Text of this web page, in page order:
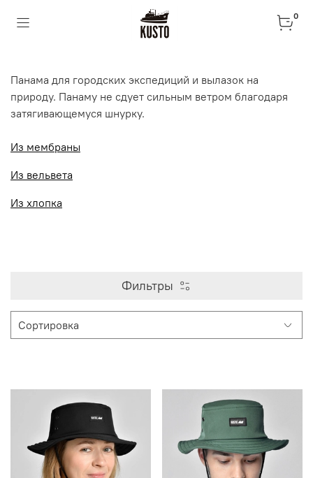
0
Панама для городских экспедиций и вылазок на
природу. Панаму не сдует сильным ветром благодаря
затягивающемуся шнурку.
Из мембраны
Из вельвета
Из хлопка
Фильтры